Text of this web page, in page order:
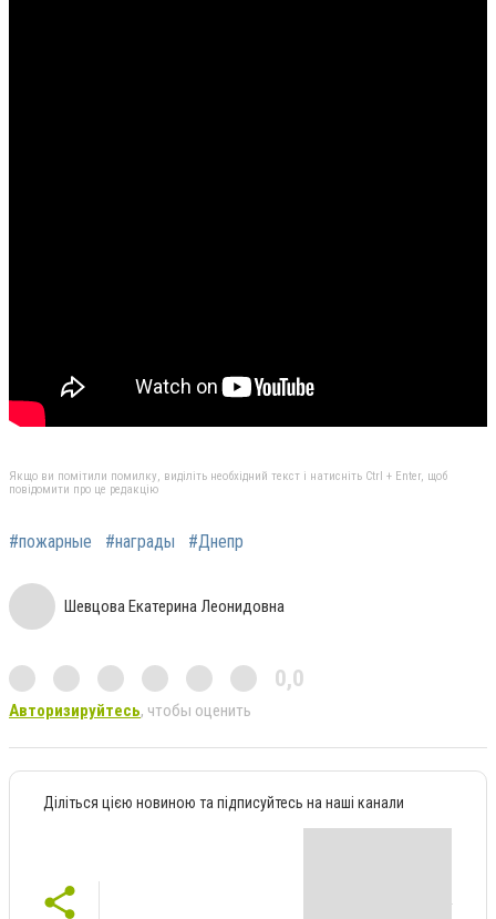
Якщо ви помітили помилку, виділіть необхідний текст і натисніть Ctrl + Enter, щоб
повідомити про це редакцію
#пожарные #награды #Днепр
Шевцова Екатерина Леонидовна
0,0
Авторизируйтесь, чтобы оценить
Діліться цією новиною та підписуйтесь на наші канали